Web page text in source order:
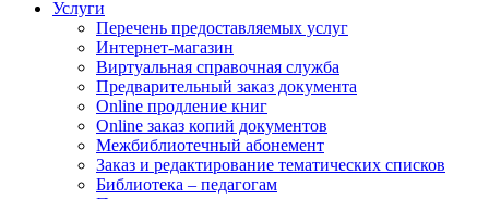
Услуги
Перечень предоставляемых услуг
Интернет-магазин
Виртуальная справочная служба
Предварительный заказ документа
Online продление книг
Online заказ копий документов
Межбиблиотечный абонемент
Заказ и редактирование тематических списков
Библиотека – педагогам